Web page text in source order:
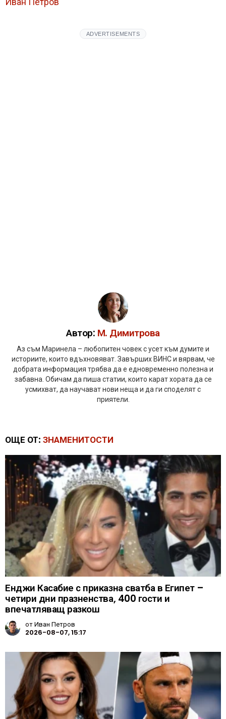
ADVERTISEMENTS
Автор: М. Димитрова
Аз съм Маринела – любопитен човек с усет към думите и
историите, които вдъхновяват. Завърших ВИНС и вярвам, че
добрата информация трябва да е едновременно полезна и
забавна. Обичам да пиша статии, които карат хората да се
усмихват, да научават нови неща и да ги споделят с
приятели.
ОЩЕ ОТ: ЗНАМЕНИТОСТИ
Енджи Касабие с приказна сватба в Египет –
четири дни празненства, 400 гости и
впечатляващ разкош
отИван Петров
2026-08-07, 15:17